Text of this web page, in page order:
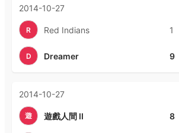
2014-10-27
R Red Indians 1
D Dreamer 9
2014-10-27
遊 遊戲人間 II 8